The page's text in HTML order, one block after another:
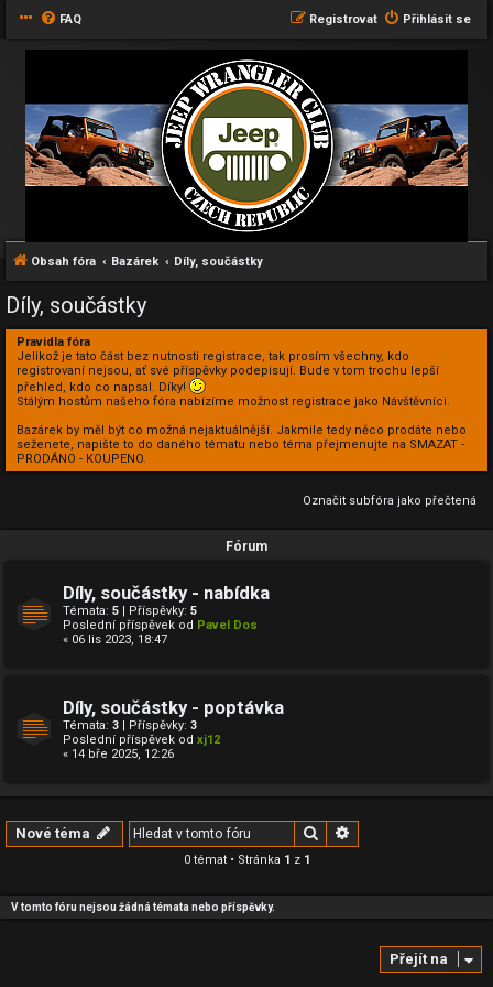
FAQ Přihlásit se
Registrovat
Obsah fóra Bazárek Díly, součástky
Díly, součástky
Pravidla fóra
Jelikož je tato část bez nutnosti registrace, tak prosím všechny, kdo
registrovaní nejsou, ať své příspěvky podepisují. Bude v tom trochu lepší
přehled, kdo co napsal. Díky!
Stálým hostům našeho fóra nabízíme možnost registrace jako Návštěvníci.
Bazárek by měl být co možná nejaktuálnější. Jakmile tedy něco prodáte nebo
seženete, napište to do daného tématu nebo téma přejmenujte na SMAZAT -
PRODÁNO - KOUPENO.
Označit subfóra jako přečtená
Fórum
Díly, součástky - nabídka
Témata: 5 | Příspěvky: 5
Poslední příspěvek od Pavel Dos
« 06 lis 2023, 18:47
Díly, součástky - poptávka
Témata: 3 | Příspěvky: 3
Poslední příspěvek od xj12
« 14 bře 2025, 12:26
Nové téma Hledat
0 témat • Stránka 1 z 1
V tomto fóru nejsou žádná témata nebo příspěvky.
Přejít na